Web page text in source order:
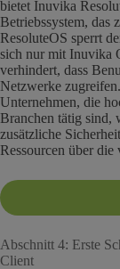
bietet Inuvika
Betriebssystem, das
ResoluteOS sperrt
sich nur mit Inuvika
verhindert, dass
Netzwerke
Unternehmen, die
Branchen tätig sind,
zusätzliche
Ressourcen über
Abschnitt 4: Erste
Client